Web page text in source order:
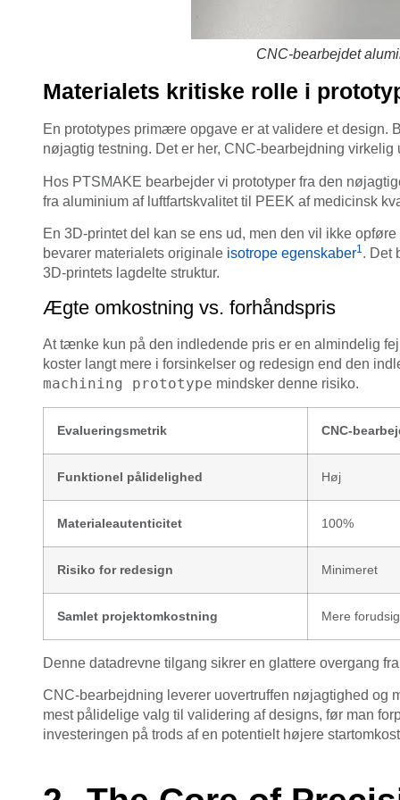
CNC-bearbejdet
Materialets kritiske rolle i
En prototypes primære opgave er at validere et design.
nøjagtig testning. Det er her, CNC-bearbejdning
Hos PTSMAKE bearbejder vi prototyper fra den
fra aluminium af luftfartskvalitet til PEEK af medicinsk
En 3D-printet del kan se ens ud, men den vil ikke
bevarer materialets originale isotrope egenskaber1. Det
3D-printets lagdelte struktur.
Ægte omkostning vs. forhåndspris
At tænke kun på den indledende pris er en almindelig
koster langt mere i forsinkelser og redesign end den
machining prototype mindsker denne risiko.
Evalueringsmetrik CNC-
Funktionel pålidelighed Høj
Materialeautenticitet 100%
Risiko for redesign Minimeret
Samlet projektomkostning Mere
Denne datadrevne tilgang sikrer en glattere overgang
CNC-bearbejdning leverer uovertruffen nøjagtighed og
mest pålidelige valg til validering af designs, før man
investeringen på trods af en potentielt højere